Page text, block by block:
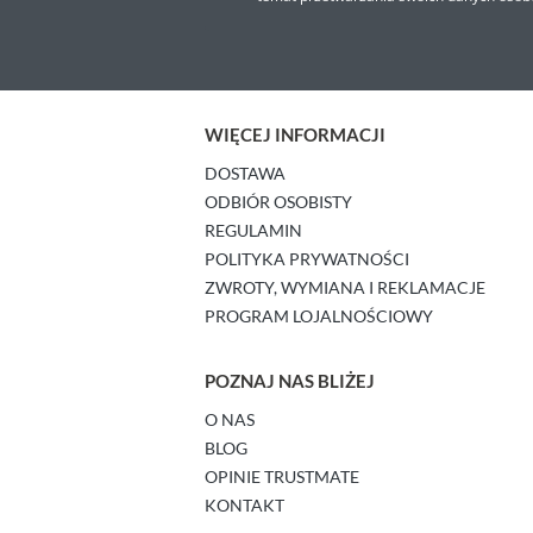
WIĘCEJ INFORMACJI
DOSTAWA
ODBIÓR OSOBISTY
REGULAMIN
POLITYKA PRYWATNOŚCI
ZWROTY, WYMIANA I REKLAMACJE
PROGRAM LOJALNOŚCIOWY
POZNAJ NAS BLIŻEJ
O NAS
BLOG
OPINIE TRUSTMATE
KONTAKT